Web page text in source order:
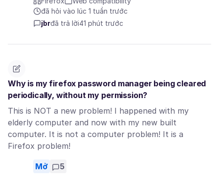
đã hỏi vào lúc 1 tuần trước
jbrđã trả lời41 phút trước
Why is my firefox password manager being cleared
periodically, without my permission?
This is NOT a new problem! I happened with my
elderly computer and now with my new built
computer. It is not a computer problem! It is a
Firefox problem!
Mở 5